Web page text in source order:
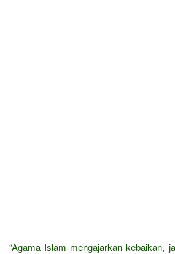
“Agama Islam mengajarkan kebaikan,